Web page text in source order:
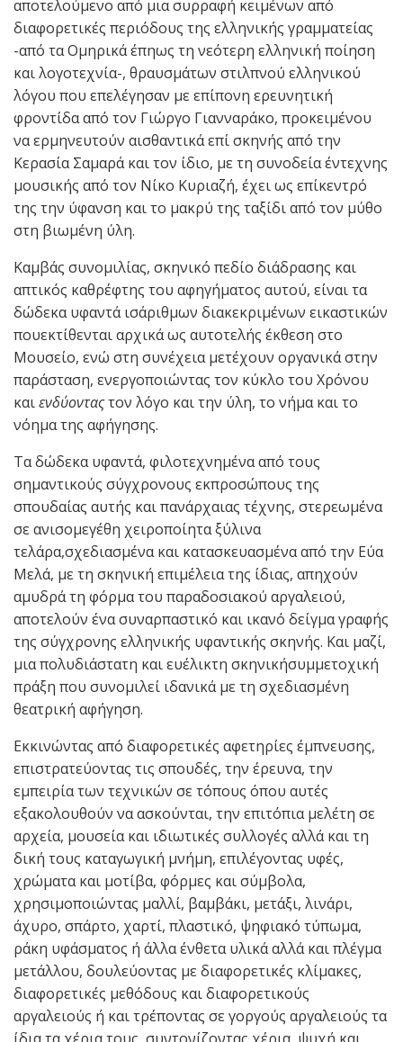
αποτελούμενο από μια συρραφή κειμένων από
διαφορετικές περιόδους της ελληνικής γραμματείας
-από τα Ομηρικά έπηως τη νεότερη ελληνική ποίηση
και λογοτεχνία-, θραυσμάτων στιλπνού ελληνικού
λόγου που επελέγησαν με επίπονη ερευνητική
φροντίδα από τον Γιώργο Γιανναράκο, προκειμένου
να ερμηνευτούν αισθαντικά επί σκηνής από την
Κερασία Σαμαρά και τον ίδιο, με τη συνοδεία έντεχνης
μουσικής από τον Νίκο Κυριαζή, έχει ως επίκεντρό
της την ύφανση και το μακρύ της ταξίδι από τον μύθο
στη βιωμένη ύλη.
Καμβάς συνομιλίας, σκηνικό πεδίο διάδρασης και
απτικός καθρέφτης του αφηγήματος αυτού, είναι τα
δώδεκα υφαντά ισάριθμων διακεκριμένων εικαστικών
πουεκτίθενται αρχικά ως αυτοτελής έκθεση στο
Μουσείο, ενώ στη συνέχεια μετέχουν οργανικά στην
παράσταση, ενεργοποιώντας τον κύκλο του Χρόνου
καιενδύονταςτον λόγο και την ύλη, το νήμα και το
νόημα της αφήγησης.
Τα δώδεκα υφαντά, φιλοτεχνημένα από τους
σημαντικούς σύγχρονους εκπροσώπους της
σπουδαίας αυτής και πανάρχαιας τέχνης, στερεωμένα
σε ανισομεγέθη χειροποίητα ξύλινα
τελάρα,σχεδιασμένα και κατασκευασμένα από την Εύα
Μελά, με τη σκηνική επιμέλεια της ίδιας, απηχούν
αμυδρά τη φόρμα του παραδοσιακού αργαλειού,
αποτελούν ένα συναρπαστικό και ικανό δείγμα γραφής
της σύγχρονης ελληνικής υφαντικής σκηνής. Και μαζί,
μια πολυδιάστατη και ευέλικτη σκηνικήσυμμετοχική
πράξη που συνομιλεί ιδανικά με τη σχεδιασμένη
θεατρική αφήγηση.
Εκκινώντας από διαφορετικές αφετηρίες έμπνευσης,
επιστρατεύοντας τις σπουδές, την έρευνα, την
εμπειρία των τεχνικών σε τόπους όπου αυτές
εξακολουθούν να ασκούνται, την επιτόπια μελέτη σε
αρχεία, μουσεία και ιδιωτικές συλλογές αλλά και τη
δική τους καταγωγική μνήμη, επιλέγοντας υφές,
χρώματα και μοτίβα, φόρμες και σύμβολα,
χρησιμοποιώντας μαλλί, βαμβάκι, μετάξι, λινάρι,
άχυρο, σπάρτο, χαρτί, πλαστικό, ψηφιακό τύπωμα,
ράκη υφάσματος ή άλλα ένθετα υλικά αλλά και πλέγμα
μετάλλου, δουλεύοντας με διαφορετικές κλίμακες,
διαφορετικές μεθόδους και διαφορετικούς
αργαλειούς ή και τρέποντας σε γοργούς αργαλειούς τα